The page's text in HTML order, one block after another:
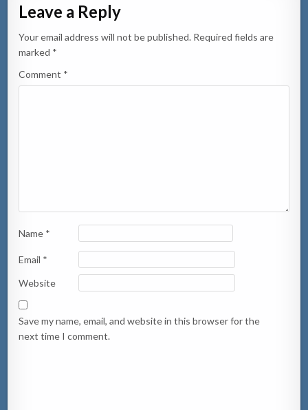
Leave a Reply
Your email address will not be published. Required fields are
marked *
Comment *
Name *
Email *
Website
Save my name, email, and website in this browser for the
next time I comment.